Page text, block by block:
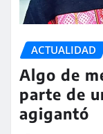
ACTUALIDAD
Algo de
parte de
agigantó